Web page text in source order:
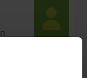
om
webbshop.